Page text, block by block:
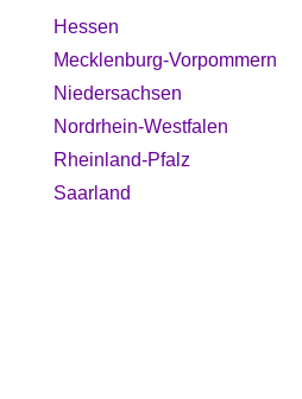
Hessen
Mecklenburg-Vorpommern
Niedersachsen
Nordrhein-Westfalen
Rheinland-Pfalz
Saarland